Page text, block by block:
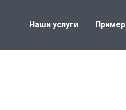
Наши услуги